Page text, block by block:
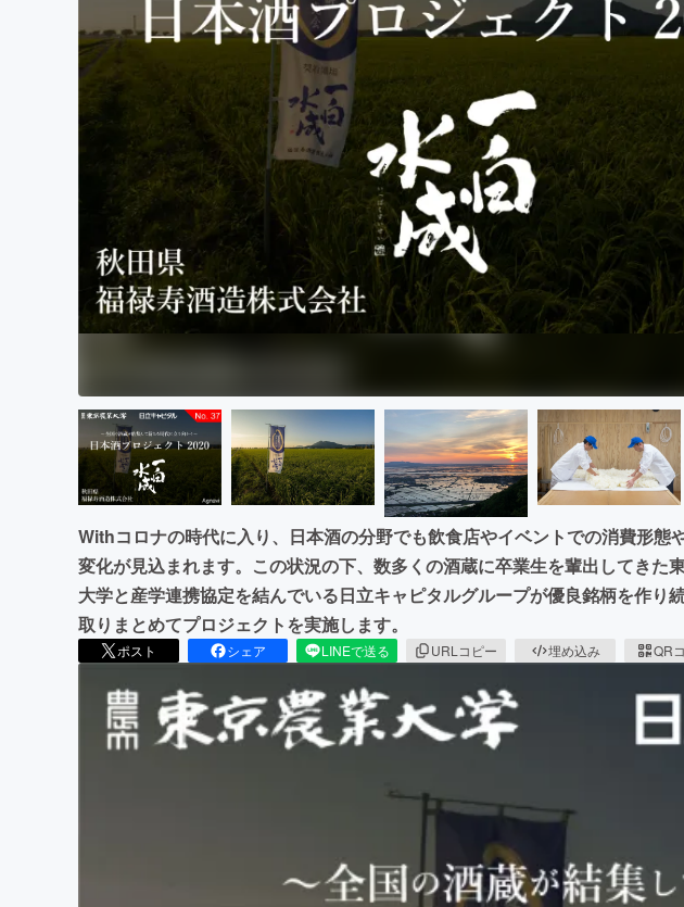
ビジネス・起業 チャレンジ
まちづくり・地域活性化
CAMPFIRE for
CAMPFIREふ
Withコロナの時代に入り、日本酒の分野でも飲食店やイベントでの消費形態
変化が見込まれます。この状況の下、数多くの酒蔵に卒業生を輩出してきた
大学と産学連携協定を結んでいる日立キャピタルグループが優良銘柄を作り
取りまとめてプロジェクトを実施します。
ポスト シェア LINEで送る URLコピー 埋め込み QR